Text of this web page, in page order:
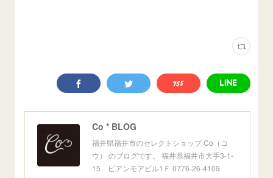
Co * BLOG
福井県福井市のセレクトショップ Co（コ
ウ） のブログです。 福井県福井市大手3-1-
15 ビアンモアビル1Ｆ 0776-26-4109